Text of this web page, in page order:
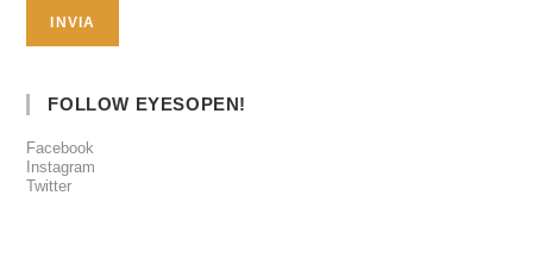
FOLLOW EYESOPEN!
Facebook
Instagram
Twitter